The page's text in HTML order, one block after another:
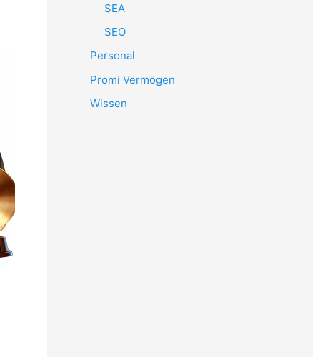
SEA
SEO
Personal
Promi Vermögen
Wissen